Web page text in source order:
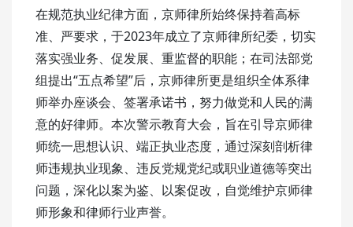
在规范执业纪律方面，京师律所始终保持着高标
准、严要求，于2023年成立了京师律所纪委，切实
落实强业务、促发展、重监督的职能；在司法部党
组提出“五点希望”后，京师律所更是组织全体系律
师举办座谈会、签署承诺书，努力做党和人民的满
意的好律师。本次警示教育大会，旨在引导京师律
师统一思想认识、端正执业态度，通过深刻剖析律
师违规执业现象、违反党规党纪或职业道德等突出
问题，深化以案为鉴、以案促改，自觉维护京师律
师形象和律师行业声誉。